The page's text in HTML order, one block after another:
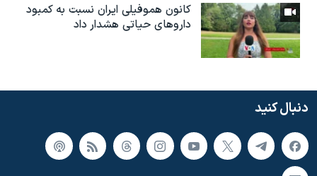
کانون هموفیلی ایران نسبت به کمبود
داروهای حیاتی هشدار داد
دنبال کنید